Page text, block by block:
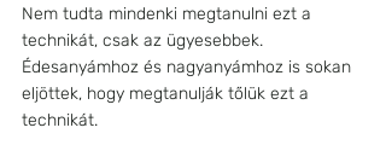
Nem tudta mindenki megtanulni ezt a
technikát, csak az ügyesebbek.
Édesanyámhoz és nagyanyámhoz is sokan
eljöttek, hogy megtanulják tőlük ezt a
technikát.